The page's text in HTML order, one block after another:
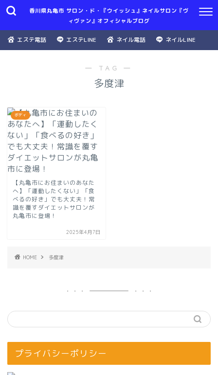
香川県丸亀市 サロン・ド・『ウイッシュ』ネイルサロン『ヴ
ィヴァン』オフィシャルブログ
エステ電話 エステLINE ネイル電話 ネイルLINE
― TAG ―
多度津
ボディ
【丸亀市にお住まいのあなた
へ】「運動したくない」「食
べるの好き」でも大丈夫！常
識を覆すダイエットサロンが
丸亀市に登場！
2025年4月7日
HOME 多度津
プライバシーポリシー